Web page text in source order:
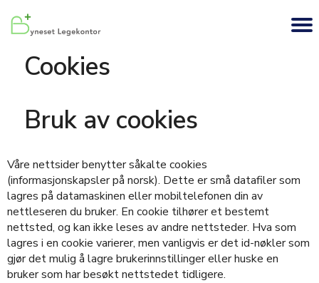
Cookies
Bruk av cookies
Våre nettsider benytter såkalte cookies
(informasjonskapsler på norsk). Dette er små datafiler som
lagres på datamaskinen eller mobiltelefonen din av
nettleseren du bruker. En cookie tilhører et bestemt
nettsted, og kan ikke leses av andre nettsteder. Hva som
lagres i en cookie varierer, men vanligvis er det id-nøkler som
gjør det mulig å lagre brukerinnstillinger eller huske en
bruker som har besøkt nettstedet tidligere.